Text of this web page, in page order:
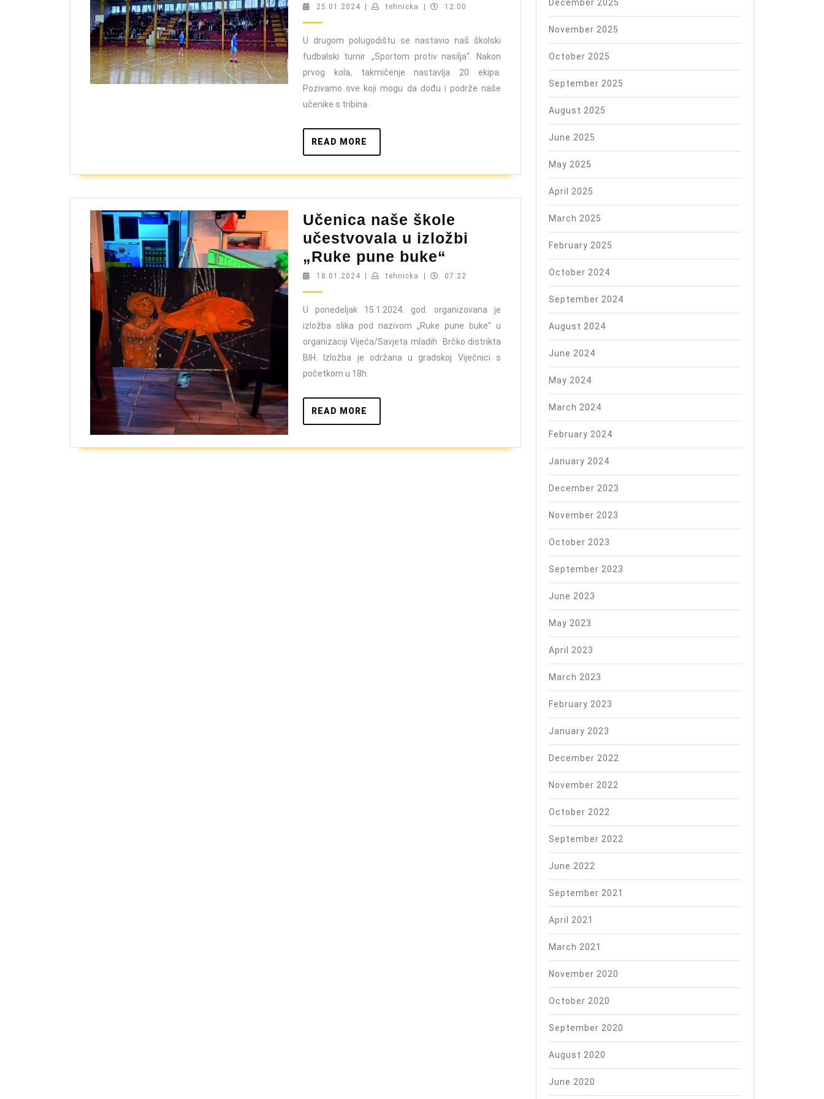
TURNIRA
PROTIV
NASILJA“
25.01.2024 25.01.2024
tehnicka tehnicka12:00
U drugom polugodištu se nastavio naš školski
fudbalski turnir „Sportom protiv nasilja“. Nakon
prvog kola, takmičenje nastavlja 20 ekipa.
Pozivamo sve koji mogu da dođu i podrže naše
učenike s tribina.
READ MORE
MORE
Učenica naše škole
učestvovala u izložbi
„Ruke pune buke“
naše
učestvovala
u
izložbi
„Ruke
18.01.2024 18.01.2024
tehnicka tehnicka07:22
U ponedeljak 15.1.2024. god. organizovana je
izložba slika pod nazivom „Ruke pune buke“ u
organizaciji Vijeća/Savjeta mladih Brčko distrikta
BIH. Izložba je održana u gradskoj Vijećnici s
početkom u 18h.
READ MORE
MORE
December 2025
November 2025
October 2025
September 2025
August 2025
June 2025
May 2025
April 2025
March 2025
February 2025
October 2024
September 2024
August 2024
June 2024
May 2024
March 2024
February 2024
January 2024
December 2023
November 2023
October 2023
September 2023
June 2023
May 2023
April 2023
March 2023
February 2023
January 2023
December 2022
November 2022
October 2022
September 2022
June 2022
September 2021
April 2021
March 2021
November 2020
October 2020
September 2020
August 2020
June 2020